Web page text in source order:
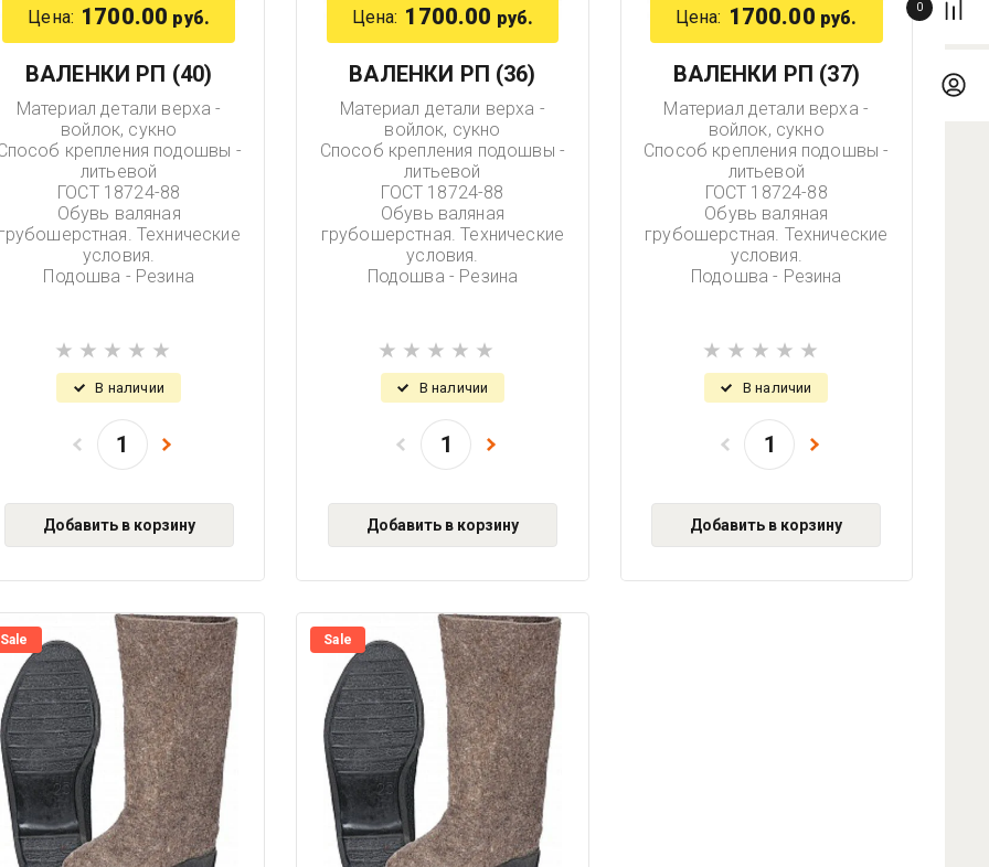
0
Цена: 1700.00 руб.
ВАЛЕНКИ РП (40)
Материал детали верха -
войлок, сукно
крепления подошвы -
литьевой
ГОСТ 18724-88
Обувь валяная
Технические
условия.
Подошва - Резина
В наличии
Добавить в корзину
Цена: 1700.00 руб.
ВАЛЕНКИ РП (36)
Материал детали верха -
войлок, сукно
Способ крепления подошвы -
литьевой
ГОСТ 18724-88
Обувь валяная
грубошерстная. Технические
условия.
Подошва - Резина
В наличии
Добавить в корзину
Цена: 1700.00 руб.
ВАЛЕНКИ РП (37)
Материал детали верха -
войлок, сукно
Способ крепления подошвы -
литьевой
ГОСТ 18724-88
Обувь валяная
грубошерстная. Технические
условия.
Подошва - Резина
В наличии
Добавить в корзину
Sale Sale